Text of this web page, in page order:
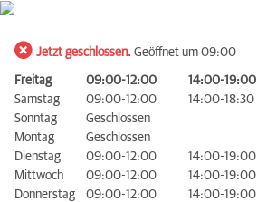
Jetzt geschlossen. Geöffnet um 09:00
Freitag 09:00-12:00
14:00-19:00
Samstag
09:00-12:00
14:00-18:30
Sonntag
Geschlossen
Montag
Geschlossen
Dienstag
09:00-12:00
14:00-19:00
Mittwoch
09:00-12:00
14:00-19:00
Donnerstag
09:00-12:00 14:00-19:00